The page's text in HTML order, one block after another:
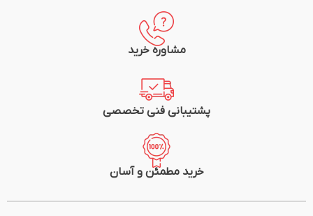
مشاوره خرید
پشتیبانی فنی تخصصی
خرید مطمئن و آسان